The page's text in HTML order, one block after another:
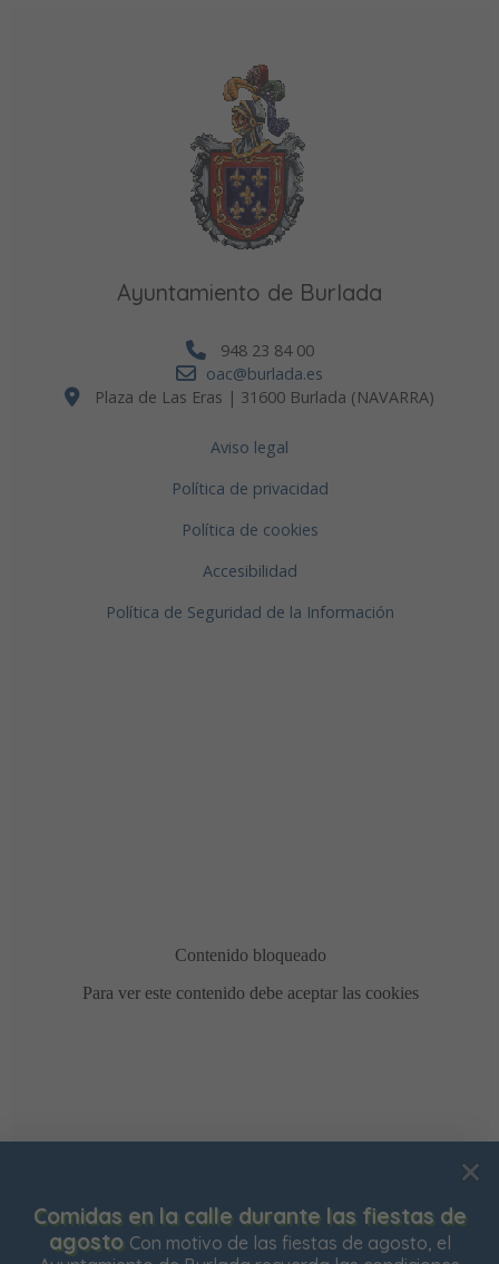
Comidas en la calle durante las fiestas de
agosto Con motivo de las fiestas de agosto, el
Ayuntamiento de Burlada
948 23 84 00
oac@burlada.es
Plaza de Las Eras | 31600 Burlada (NAVARRA)
Aviso legal
Política de privacidad
Política de cookies
Accesibilidad
Política de Seguridad de la Información
Usamos cookies para mejorar su experiencia de
navegación en nuestra web, para mostrarle contenidos